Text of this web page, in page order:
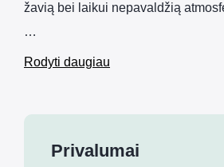
žavią bei laikui nepavaldžią
…
Rodyti daugiau
Privalumai